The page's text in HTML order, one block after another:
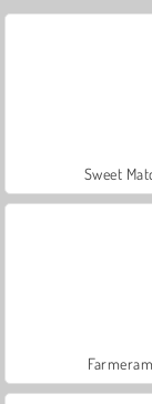
Sweet